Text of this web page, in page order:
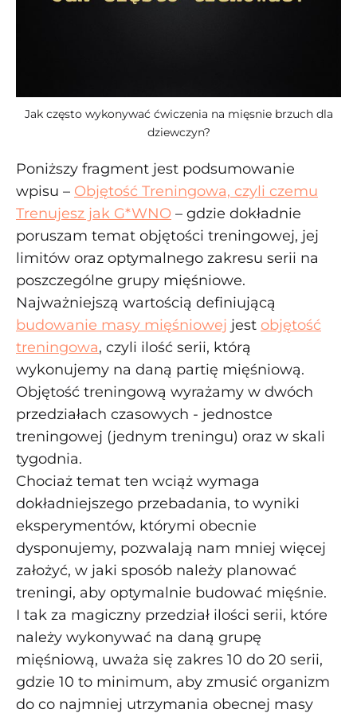
Jak często wykonywać ćwiczenia na mięsnie brzuch dla
dziewczyn?
Poniższy fragment jest podsumowanie
wpisu – Objętość Treningowa, czyli czemu
Trenujesz jak G*WNO – gdzie dokładnie
poruszam temat objętości treningowej, jej
limitów oraz optymalnego zakresu serii na
poszczególne grupy mięśniowe.
Najważniejszą wartością definiującą
budowanie masy mięśniowej jest objętość
treningowa, czyli ilość serii, którą
wykonujemy na daną partię mięśniową.
Objętość treningową wyrażamy w dwóch
przedziałach czasowych - jednostce
treningowej (jednym treningu) oraz w skali
tygodnia.
Chociaż temat ten wciąż wymaga
dokładniejszego przebadania, to wyniki
eksperymentów, którymi obecnie
dysponujemy, pozwalają nam mniej więcej
założyć, w jaki sposób należy planować
treningi, aby optymalnie budować mięśnie.
I tak za magiczny przedział ilości serii, które
należy wykonywać na daną grupę
mięśniową, uważa się zakres 10 do 20 serii,
gdzie 10 to minimum, aby zmusić organizm
do co najmniej utrzymania obecnej masy